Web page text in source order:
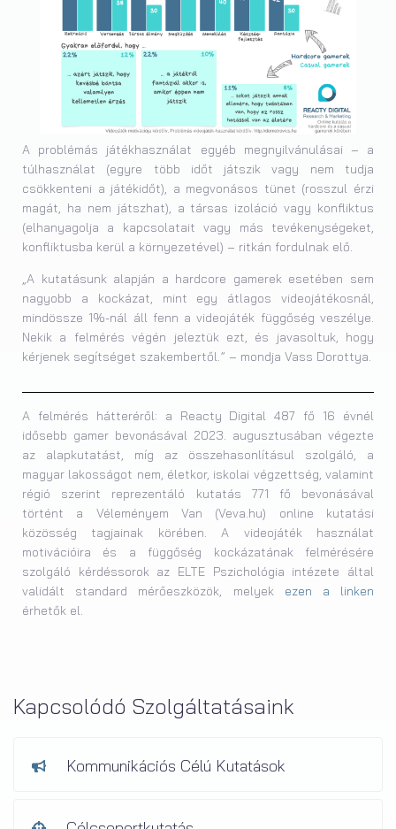
A problémás játékhasználat egyéb megnyilvánulásai – a
túlhasználat (egyre több időt játszik vagy nem tudja
csökkenteni a játékidőt), a megvonásos tünet (rosszul érzi
magát, ha nem játszhat), a társas izoláció vagy konfliktus
(elhanyagolja a kapcsolatait vagy más tevékenységeket,
konfliktusba kerül a környezetével) – ritkán fordulnak elő.
„A kutatásunk alapján a hardcore gamerek esetében sem
nagyobb a kockázat, mint egy átlagos videojátékosnál,
mindössze 1%-nál áll fenn a videojáték függőség veszélye.
Nekik a felmérés végén jeleztük ezt, és javasoltuk, hogy
kérjenek segítséget szakembertől.” – mondja Vass Dorottya.
A felmérés hátteréről: a Reacty Digital 487 fő 16 évnél
idősebb gamer bevonásával 2023. augusztusában végezte
az alapkutatást, míg az összehasonlításul szolgáló, a
magyar lakosságot nem, életkor, iskolai végzettség, valamint
régió szerint reprezentáló kutatás 771 fő bevonásával
történt a Véleményem Van (Veva.hu) online kutatási
közösség tagjainak körében. A videojáték használat
motivációira és a függőség kockázatának felmérésére
szolgáló kérdéssorok az ELTE Pszichológia intézete által
validált standard mérőeszközök, melyek ezen a linken
érhetők el.
Kapcsolódó Szolgáltatásaink
Kommunikációs Célú Kutatások